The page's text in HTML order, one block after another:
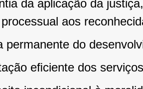
da aplicação da
aos
permanente do
eﬁciente dos